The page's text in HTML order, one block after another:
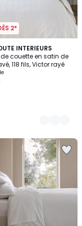
2*
INTERIEURS
couette en satin de
118 fils, Victor rayé